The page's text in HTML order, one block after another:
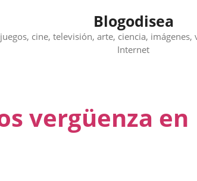
Blogodisea
cine, televisión, arte, ciencia,
Internet
vergüenza en